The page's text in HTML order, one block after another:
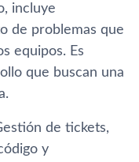
incluye
de problemas que
equipos. Es
que buscan una
de tickets,
y